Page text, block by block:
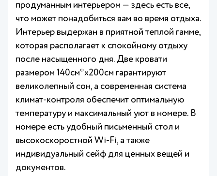
продуманным интерьером — здесь есть все,
что может понадобиться вам во время отдыха.
Интерьер выдержан в приятной теплой гамме,
которая располагает к спокойному отдыху
после насыщенного дня. Две кровати
размером 140см*х200см гарантируют
великолепный сон, а современная система
климат-контроля обеспечит оптимальную
температуру и максимальный уют в номере. В
номере есть удобный письменный стол и
высокоскоростной Wi-Fi, а также
индивидуальный сейф для ценных вещей и
документов.